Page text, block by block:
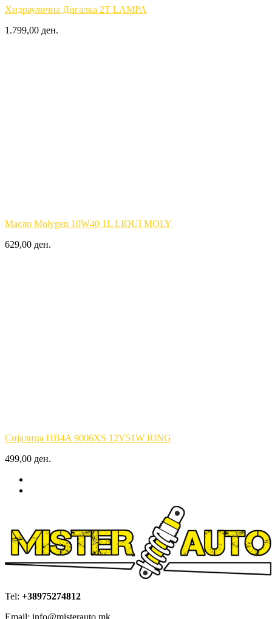
Хидраулична Дигалка 2T LAMPA
1.799,00 ден.
Масло Molygen 10W40 1L LIQUI MOLY
629,00 ден.
Сијалица HB4A 9006XS 12V51W RING
499,00 ден.
Tel: +38975274812
Email: info@misterauto.mk